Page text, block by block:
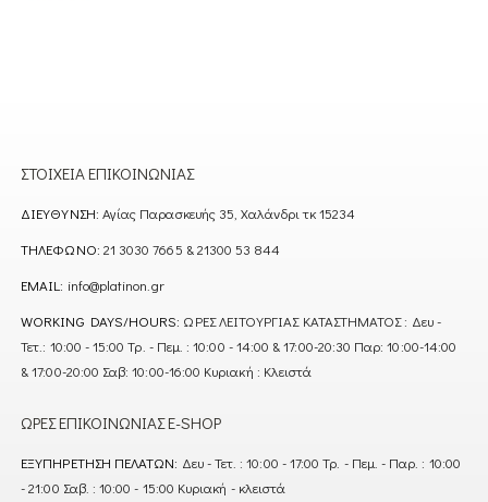
ΣΤΟΙΧΕΊΑ ΕΠΙΚΟΙΝΩΝΊΑΣ
ΔΙΕΎΘΥΝΣΗ: Αγίας Παρασκευής 35, Χαλάνδρι τκ 15234
ΤΗΛΈΦΩΝΟ: 21 3030 7665 & 21300 53 844
EMAIL: info@platinon.gr
WORKING DAYS/HOURS: ΩΡΕΣ ΛΕΙΤΟΥΡΓΙΑΣ ΚΑΤΑΣΤΗΜΑΤΟΣ : Δευ -
Τετ.: 10:00 - 15:00 Τρ. - Πεμ. : 10:00 - 14:00 & 17:00-20:30 Παρ: 10:00-14:00
& 17:00-20:00 Σαβ: 10:00-16:00 Κυριακή : Κλειστά
ΏΡΕΣ ΕΠΙΚΟΙΝΩΝΊΑΣ E-SHOP
ΕΞΥΠΗΡΈΤΗΣΗ ΠΕΛΑΤΏΝ: Δευ - Τετ. : 10:00 - 17:00 Τρ. - Πεμ. - Παρ. : 10:00
- 21:00 Σαβ. : 10:00 - 15:00 Κυριακή - κλειστά